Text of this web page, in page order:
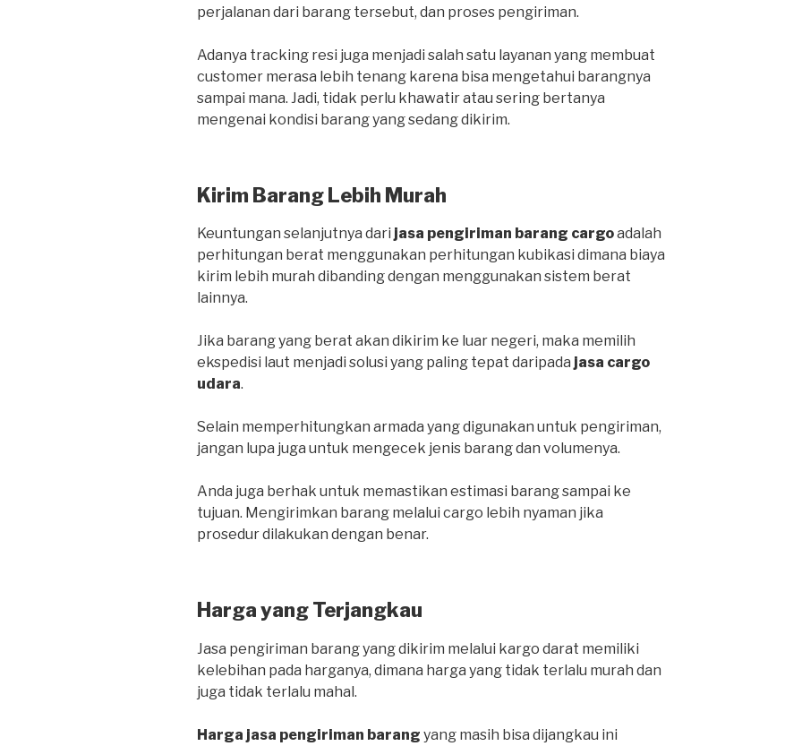
perjalanan dari barang tersebut, dan proses pengiriman.
Adanya tracking resi juga menjadi salah satu layanan yang membuat
customer merasa lebih tenang karena bisa mengetahui barangnya
sampai mana. Jadi, tidak perlu khawatir atau sering bertanya
mengenai kondisi barang yang sedang dikirim.
Kirim Barang Lebih Murah
Keuntungan selanjutnya dari jasa pengiriman barang cargoadalah
perhitungan berat menggunakan perhitungan kubikasi dimana biaya
kirim lebih murah dibanding dengan menggunakan sistem berat
lainnya.
Jika barang yang berat akan dikirim ke luar negeri, maka memilih
ekspedisi laut menjadi solusi yang paling tepat daripada jasa cargo
udara.
Selain memperhitungkan armada yang digunakan untuk pengiriman,
jangan lupa juga untuk mengecek jenis barang dan volumenya.
Anda juga berhak untuk memastikan estimasi barang sampai ke
tujuan. Mengirimkan barang melalui cargo lebih nyaman jika
prosedur dilakukan dengan benar.
Harga yang Terjangkau
Jasa pengiriman barang yang dikirim melalui kargo darat memiliki
kelebihan pada harganya, dimana harga yang tidak terlalu murah dan
juga tidak terlalu mahal.
Harga jasa pengiriman barang yang masih bisa dijangkau ini